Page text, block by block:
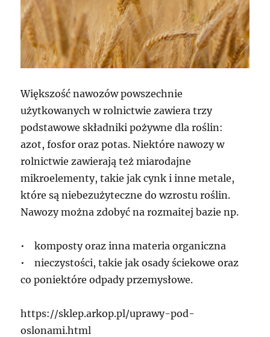
Większość nawozów powszechnie
użytkowanych w rolnictwie zawiera trzy
podstawowe składniki pożywne dla roślin:
azot, fosfor oraz potas. Niektóre nawozy w
rolnictwie zawierają też miarodajne
mikroelementy, takie jak cynk i inne metale,
które są niebezużyteczne do wzrostu roślin.
Nawozy można zdobyć na rozmaitej bazie np.
• komposty oraz inna materia organiczna
• nieczystości, takie jak osady ściekowe oraz
co poniektóre odpady przemysłowe.
https://sklep.arkop.pl/uprawy-pod-
oslonami.html